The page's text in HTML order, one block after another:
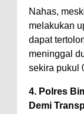
Nahas,
melakukan
dapat
meninggal
sekira pukul
4. Polres
Demi